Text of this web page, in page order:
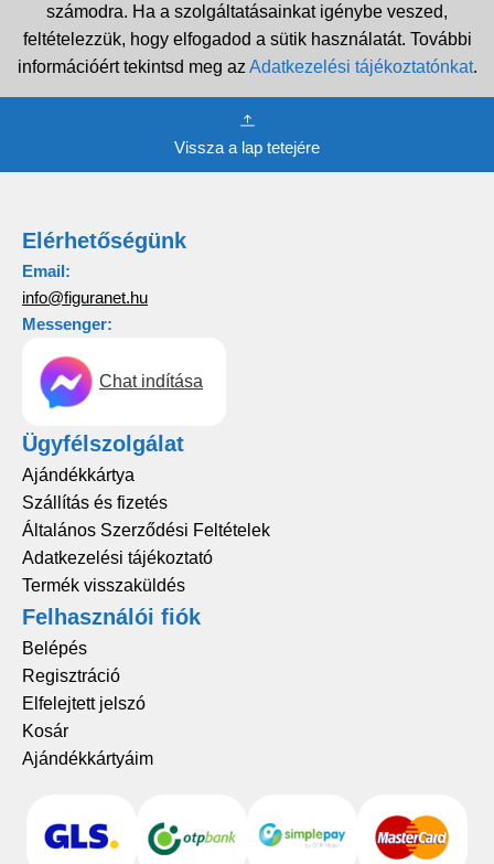
számodra. Ha a szolgáltatásainkat igénybe veszed,
feltételezzük, hogy elfogadod a sütik használatát. További
információért tekintsd meg az Adatkezelési tájékoztatónkat.
Vissza a lap tetejére
Elérhetőségünk
Email:
info@figuranet.hu
Messenger:
Chat indítása
Ügyfélszolgálat
Ajándékkártya
Szállítás és fizetés
Általános Szerződési Feltételek
Adatkezelési tájékoztató
Termék visszaküldés
Felhasználói fiók
Belépés
Regisztráció
Elfelejtett jelszó
Kosár
Ajándékkártyáim